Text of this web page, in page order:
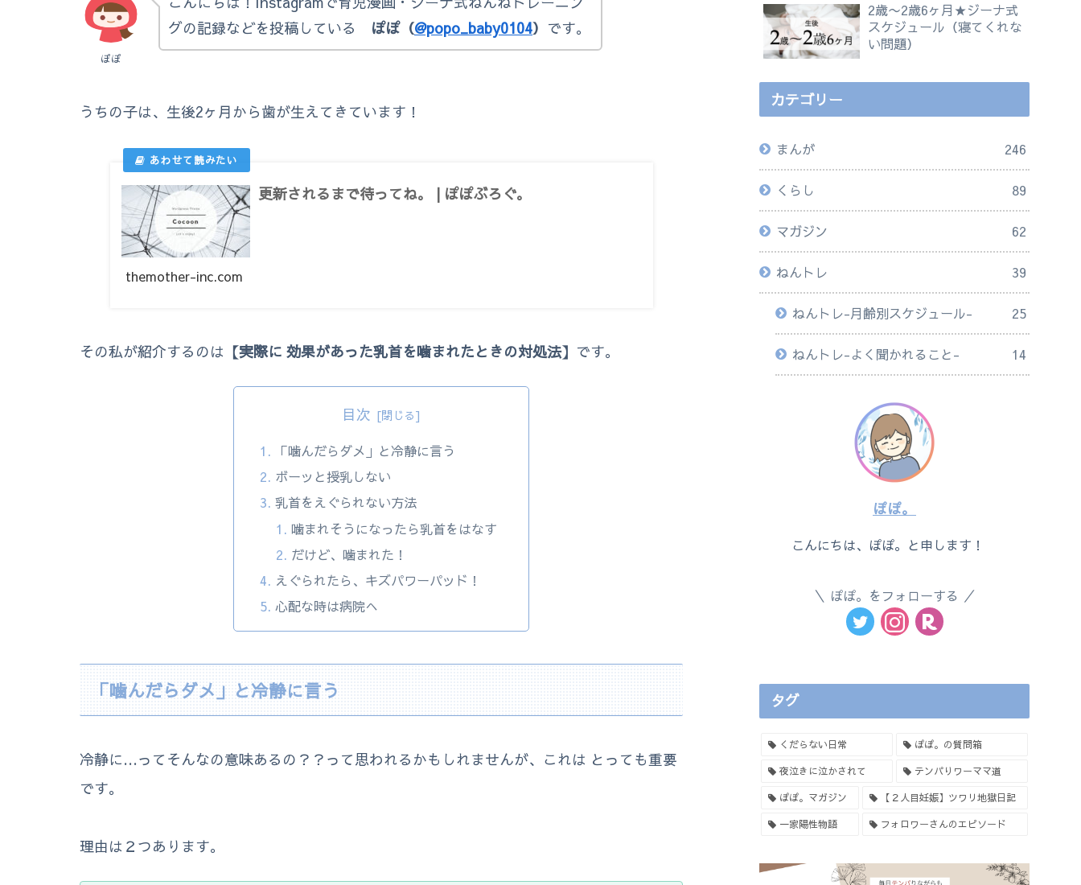
ぽぽ
グの記録などを投稿している ぽぽ（@popo_baby0104） です。
うちの子は、生後2ヶ月から歯が生えてきています！
更新されるまで待ってね。 | ぽぽぶろぐ。
themother-inc.com
その私が紹介するのは 【実際に 効果があった乳首を噛まれたときの対処法】 です。
目次
「噛んだらダメ」と冷静に言う
ボーッと授乳しない
乳首をえぐられない方法
噛まれそうになったら乳首をはなす
だけど、噛まれた！
えぐられたら、キズパワーパッド！
心配な時は病院へ
「噛んだらダメ」と冷静に言う
冷静に…ってそんなの意味あるの？？って思われるかもしれませんが、これは とっても重要
です。
理由は２つあります。
2歳〜2歳6ヶ月★ジーナ式
スケジュール（寝てくれな
い問題）
カテゴリー
まんが 246
くらし 89
マガジン 62
ねんトレ 39
ねんトレ-月齢別スケジュール- 25
ねんトレ-よく聞かれること- 14
ぽぽ。
こんにちは、ぽぽ。と申します！
ぽぽ。をフォローする
タグ
くだらない日常 ぽぽ。の質問箱
夜泣きに泣かされて テンパりワーママ道
ぽぽ。マガジン 【２人目妊娠】ツワリ地獄日記
一家陽性物語 フォロワーさんのエピソード